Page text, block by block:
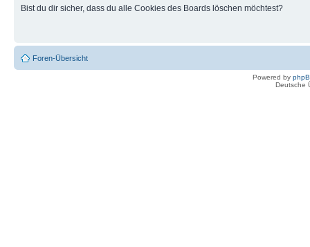
Bist du dir sicher, dass du alle Cookies des Boards löschen möchtest?
Foren-Übersicht
Powered by
Deutsche